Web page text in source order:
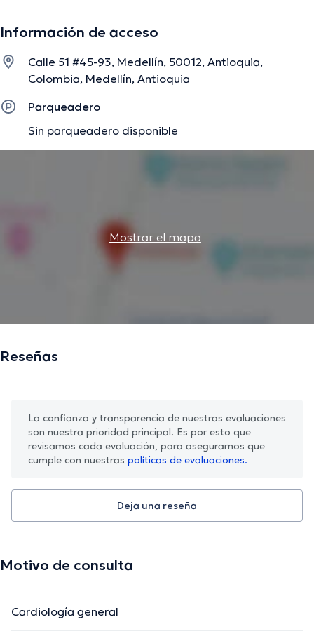
Información de acceso
Calle 51 #45-93, Medellín, 50012, Antioquia,
Colombia, Medellín, Antioquia
Parqueadero
Sin parqueadero disponible
Mostrar el mapa
Reseñas
La confianza y transparencia de nuestras evaluaciones
son nuestra prioridad principal. Es por esto que
revisamos cada evaluación, para asegurarnos que
cumple con nuestras políticas de evaluaciones.
Deja una reseña
Motivo de consulta
Cardiología general